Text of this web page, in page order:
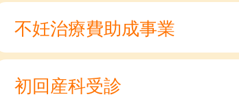
不妊治療費助成事業
初回産科受診